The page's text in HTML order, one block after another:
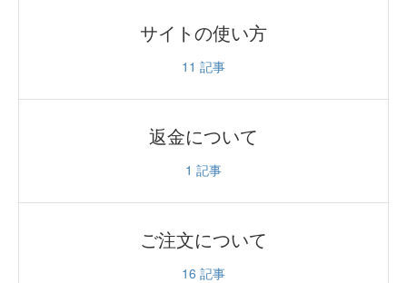
サイトの使い方
11 記事
返金について
1 記事
ご注文について
16 記事